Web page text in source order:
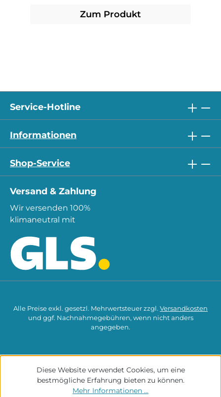
Zum Produkt
Service-Hotline
Informationen
Shop-Service
Versand & Zahlung
Wir versenden 100%
klimaneutral mit
Alle Preise exkl. gesetzl. Mehrwertsteuer zzgl. Versandkosten
und ggf. Nachnahmegebühren, wenn nicht anders
angegeben.
Diese Website verwendet Cookies, um eine
bestmögliche Erfahrung bieten zu können.
Mehr Informationen ...